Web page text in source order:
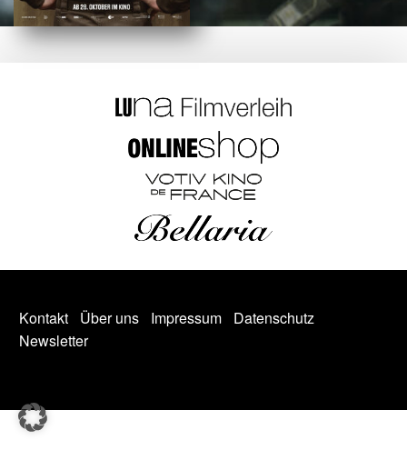
Kontakt Über uns Impressum
Datenschutz
Newsletter